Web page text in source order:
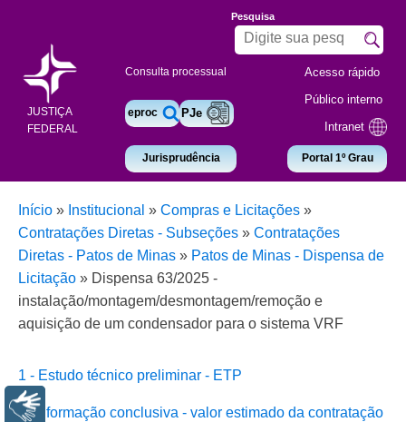
JUSTIÇA
FEDERAL
Consulta processual
eproc PJe
Jurisprudência
Pesquisa
Acesso rápido
Público interno
Intranet
Portal 1º Grau
Início » Institucional » Compras e Licitações »
Contratações Diretas - Subseções » Contratações
Diretas - Patos de Minas » Patos de Minas - Dispensa de
Licitação » Dispensa 63/2025 -
instalação/montagem/desmontagem/remoção e
aquisição de um condensador para o sistema VRF
1 - Estudo técnico preliminar - ETP
2- Informação conclusiva - valor estimado da contratação
Libras